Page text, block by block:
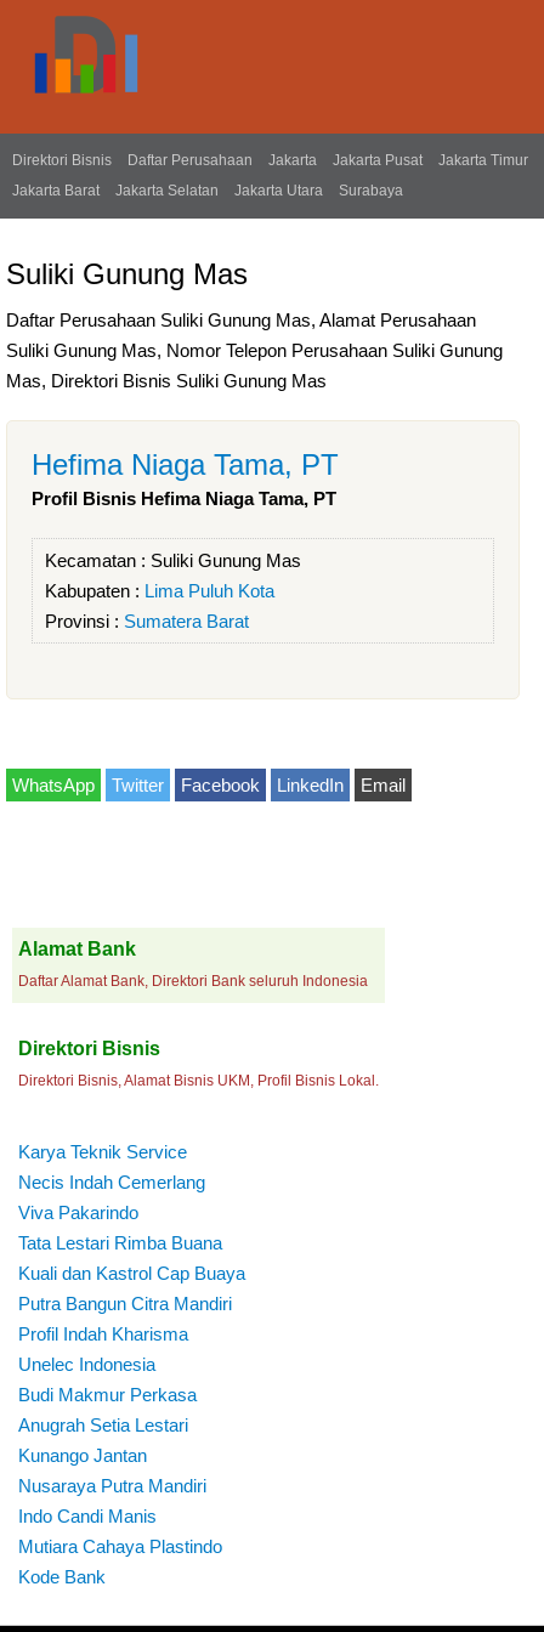
Direktori Bisnis Daftar Perusahaan Jakarta Jakarta Pusat
Jakarta Timur
Jakarta Barat
Jakarta Selatan Jakarta Utara Surabaya
Suliki Gunung Mas
Daftar Perusahaan Suliki Gunung Mas, Alamat Perusahaan
Suliki Gunung Mas, Nomor Telepon Perusahaan Suliki Gunung
Mas, Direktori Bisnis Suliki Gunung Mas
Hefima Niaga Tama, PT
Profil Bisnis Hefima Niaga Tama, PT
Kecamatan : Suliki Gunung Mas
Kabupaten : Lima Puluh Kota
Provinsi : Sumatera Barat
WhatsApp Twitter Facebook LinkedIn Email
Alamat Bank
Daftar Alamat Bank, Direktori Bank seluruh Indonesia
Direktori Bisnis
Direktori Bisnis, Alamat Bisnis UKM, Profil Bisnis Lokal.
Karya Teknik Service
Necis Indah Cemerlang
Viva Pakarindo
Tata Lestari Rimba Buana
Kuali dan Kastrol Cap Buaya
Putra Bangun Citra Mandiri
Profil Indah Kharisma
Unelec Indonesia
Budi Makmur Perkasa
Anugrah Setia Lestari
Kunango Jantan
Nusaraya Putra Mandiri
Indo Candi Manis
Mutiara Cahaya Plastindo
Kode Bank